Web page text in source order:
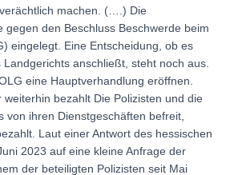
machen. (….) Die
gegen den Beschluss Beschwerde beim
eingelegt. Eine Entscheidung, ob es
anschließt, steht noch aus.
eine Hauptverhandlung eröffnen.
bezahlt Die Polizisten und die
von ihren Dienstgeschäften befreit,
Laut einer Antwort des hessischen
2023 auf eine kleine Anfrage der
der beteiligten Polizisten seit Mai